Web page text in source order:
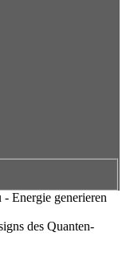
Energie generieren